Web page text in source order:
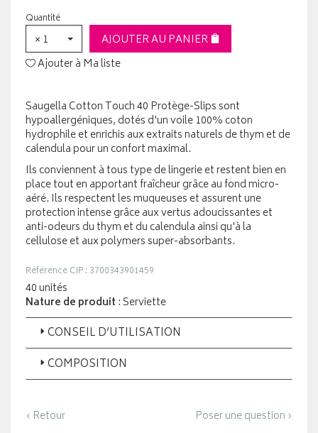
Quantité
× 1
AJOUTER AU PANIER
Ajouter à Ma liste
Saugella Cotton Touch 40 Protège-Slips sont
hypoallergéniques, dotés d'un voile 100% coton
hydrophile et enrichis aux extraits naturels de thym et de
calendula pour un confort maximal.
Ils conviennent à tous type de lingerie et restent bien en
place tout en apportant fraîcheur grâce au fond micro-
aéré. Ils respectent les muqueuses et assurent une
protection intense grâce aux vertus adoucissantes et
anti-odeurs du thym et du calendula ainsi qu'à la
cellulose et aux polymers super-absorbants.
Référence CIP : 3700343901459
40 unités
Nature de produit : Serviette
CONSEIL D’UTILISATION
COMPOSITION
‹ Retour Poser une question ›